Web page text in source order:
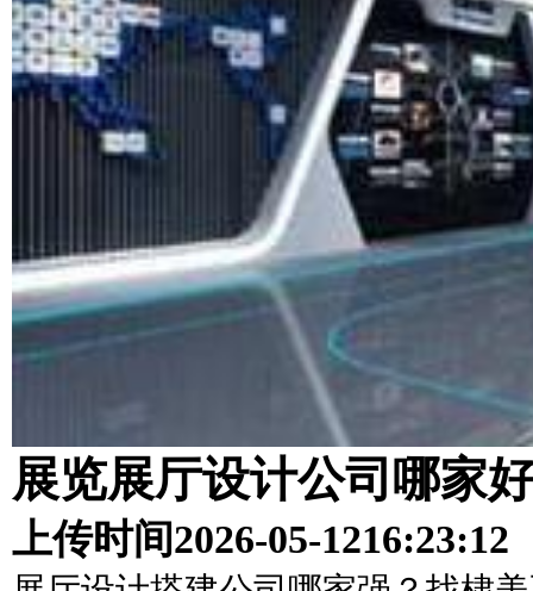
展览展厅设计公司哪家
上传时间2026-05-1216:23:12